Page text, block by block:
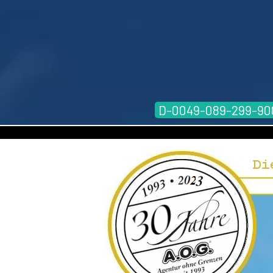
D-0049-089-299-